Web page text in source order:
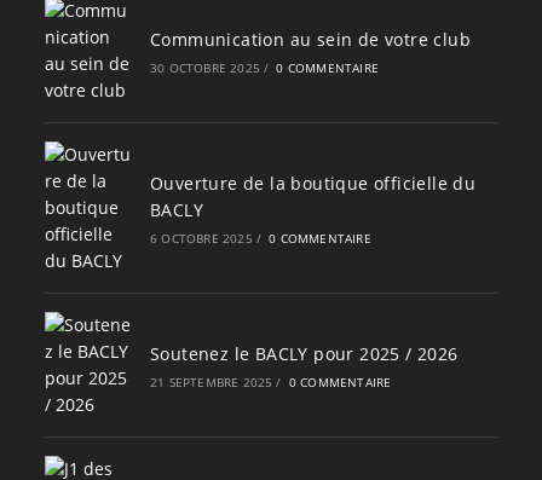
Communication au sein de votre club
30 OCTOBRE 2025 / 0 COMMENTAIRE
Ouverture de la boutique officielle du
BACLY
6 OCTOBRE 2025 / 0 COMMENTAIRE
Soutenez le BACLY pour 2025 / 2026
21 SEPTEMBRE 2025 / 0 COMMENTAIRE